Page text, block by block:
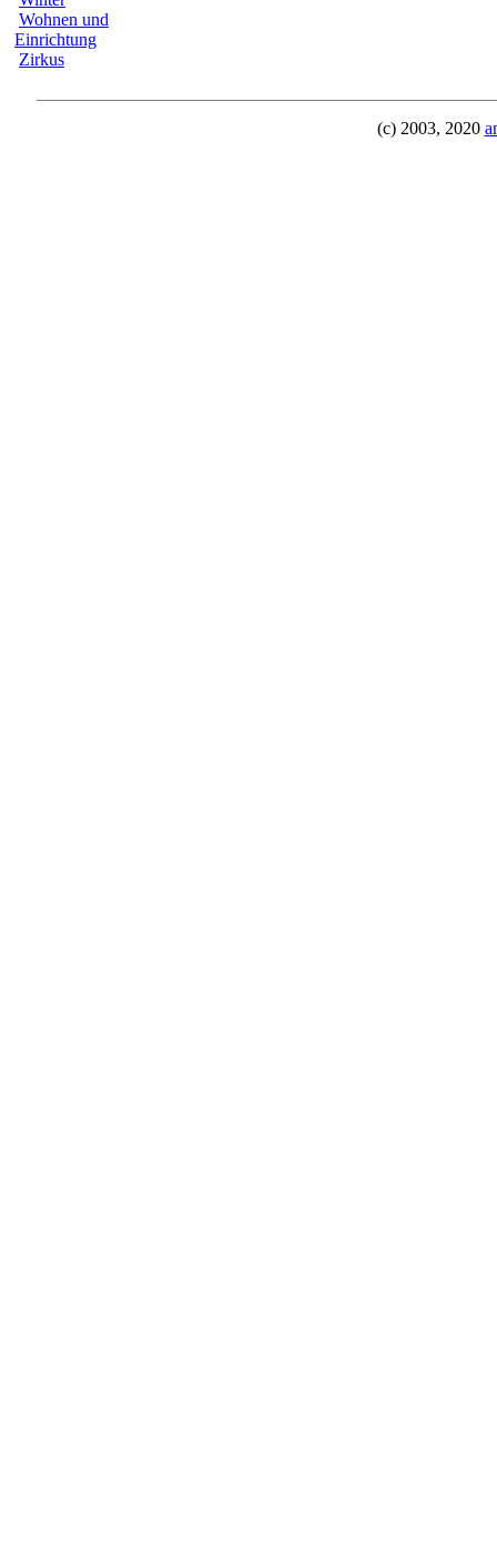
Wohnen und
Einrichtung
Zirkus
(c) 2003, 2020